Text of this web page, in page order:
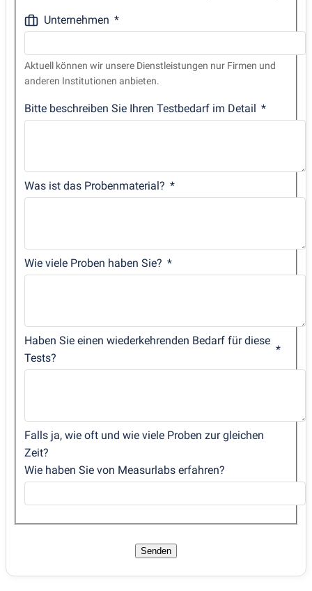
Unternehmen
Aktuell können wir unsere Dienstleistungen nur Firmen und
anderen Institutionen anbieten.
Bitte beschreiben Sie Ihren Testbedarf im Detail
Was ist das Probenmaterial?
Wie viele Proben haben Sie?
Haben Sie einen wiederkehrenden Bedarf für diese
Tests?
Falls ja, wie oft und wie viele Proben zur gleichen
Zeit?
Wie haben Sie von Measurlabs erfahren?
Senden